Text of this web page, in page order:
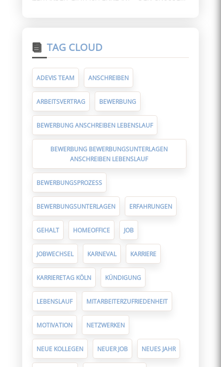
TAG CLOUD
ADEVIS TEAM ANSCHREIBEN
ARBEITSVERTRAG BEWERBUNG
BEWERBUNG ANSCHREIBEN LEBENSLAUF
BEWERBUNG BEWERBUNGSUNTERLAGEN
ANSCHREIBEN LEBENSLAUF
BEWERBUNGSPROZESS
BEWERBUNGSUNTERLAGEN ERFAHRUNGEN
GEHALT HOMEOFFICE JOB
JOBWECHSEL KARNEVAL KARRIERE
KARRIERETAG KÖLN KÜNDIGUNG
LEBENSLAUF MITARBEITERZUFRIEDENHEIT
MOTIVATION NETZWERKEN
NEUE KOLLEGEN NEUER JOB NEUES JAHR